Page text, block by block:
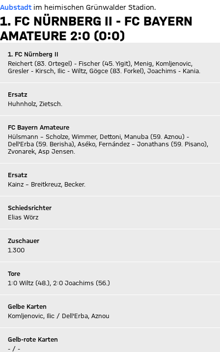
Aubstadt im heimischen Grünwalder Stadion.
1. FC NÜRNBERG II - FC BAYERN
AMATEURE 2:0 (0:0)
1. FC Nürnberg II
Reichert (83. Ortegel) - Fischer (45. Yigit), Menig, Komljenovic,
Gresler - Kirsch, Ilic - Wiltz, Gögce (83. Forkel), Joachims - Kania.
Ersatz
Huhnholz, Zietsch.
FC Bayern Amateure
Hülsmann – Scholze, Wimmer, Dettoni, Manuba (59. Aznou) -
Dell'Erba (59. Berisha), Aséko, Fernández – Jonathans (59. Pisano),
Zvonarek, Asp Jensen.
Ersatz
Kainz – Breitkreuz, Becker.
Schiedsrichter
Elias Wörz
Zuschauer
1.300
Tore
1:0 Wiltz (48.), 2:0 Joachims (56.)
Gelbe Karten
Komljenovic, Ilic / Dell'Erba, Aznou
Gelb-rote Karten
- / -